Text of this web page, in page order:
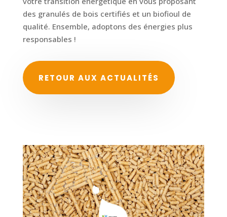
des granulés de bois certifiés et un biofioul de
qualité. Ensemble, adoptons des énergies plus
responsables !
RETOUR AUX ACTUALITÉS